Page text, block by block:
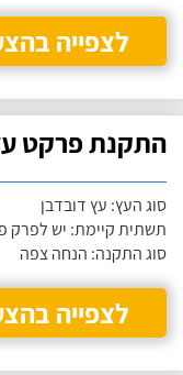
לצפייה
התקנת פרקט
סוג העץ: עץ דובדבן
תשתית קיימת: יש לפרק
סוג התקנה: הנחה צפה
לצפייה